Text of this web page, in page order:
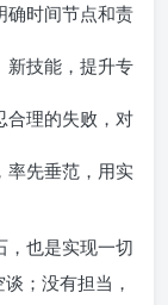
确时间节点和责
新技能，提升专
合理的失败，对
率先垂范，用实
，也是实现一切
；没有担当，